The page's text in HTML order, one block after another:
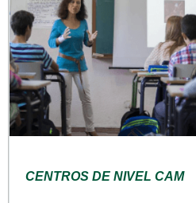
CENTROS DE NIVEL CAM